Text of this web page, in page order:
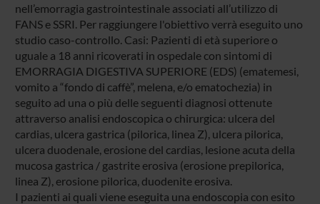
nell’emorragia gastrointestinale associati all’utilizzo di
FANS e SSRI. Per raggiungere l'obiettivo verrà eseguito uno
studio caso-controllo. Casi: Pazienti di età superiore o
uguale a 18 anni ricoverati in ospedale con sintomi di
EMORRAGIA DIGESTIVA SUPERIORE (EDS) (ematemesi,
vomito a “fondo di caffè”, melena, e/o ematochezia) in
seguito ad una o più delle seguenti diagnosi ottenute
attraverso analisi endoscopica o chirurgica: ulcera del
cardias, ulcera gastrica (pilorica, linea Z), ulcera pilorica,
ulcera duodenale, erosione del cardias, lesione acuta della
mucosa gastrica / gastrite erosiva (erosione prepilorica,
linea Z), erosione pilorica, duodenite erosiva.
I pazienti ai quali viene eseguita una endoscopia con esito